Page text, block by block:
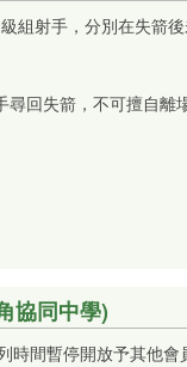
射手，分別在失箭
回失箭，不可擅自離
協同中學)
間暫停開放予其他會